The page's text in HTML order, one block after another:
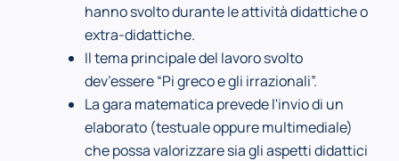
hanno svolto durante le attività didattiche o
extra-didattiche.
Il tema principale del lavoro svolto
dev’essere “Pi greco e gli irrazionali”.
La gara matematica prevede l'invio di un
elaborato (testuale oppure multimediale)
che possa valorizzare sia gli aspetti didattici